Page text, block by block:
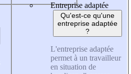
Entreprise adaptée
Qu'est-ce qu'une
entreprise adaptée
?
L'entreprise adaptée
permet à un travailleur
en situation de